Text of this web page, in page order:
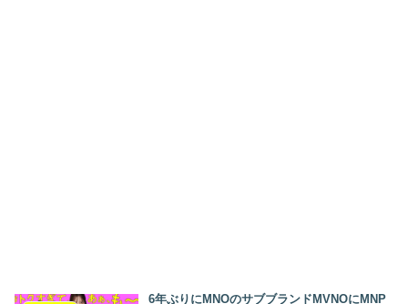
6年ぶりにMNOのサブブランドMVNOにMNP